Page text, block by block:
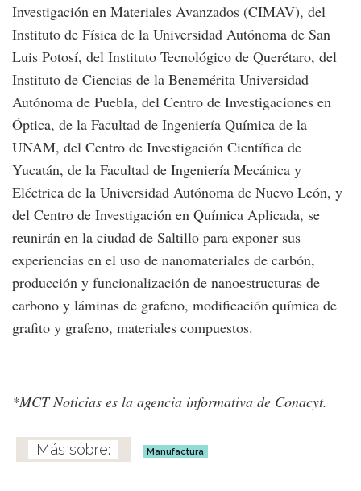
Investigación en Materiales Avanzados (CIMAV), del
Instituto de Física de la Universidad Autónoma de San
Luis Potosí, del Instituto Tecnológico de Querétaro, del
Instituto de Ciencias de la Benemérita Universidad
Autónoma de Puebla, del Centro de Investigaciones en
Óptica, de la Facultad de Ingeniería Química de la
UNAM, del Centro de Investigación Científica de
Yucatán, de la Facultad de Ingeniería Mecánica y
Eléctrica de la Universidad Autónoma de Nuevo León, y
del Centro de Investigación en Química Aplicada, se
reunirán en la ciudad de Saltillo para exponer sus
experiencias en el uso de nanomateriales de carbón,
producción y funcionalización de nanoestructuras de
carbono y láminas de grafeno, modificación química de
grafito y grafeno, materiales compuestos.
*MCT Noticias es la agencia informativa de Conacyt.
Manufactura